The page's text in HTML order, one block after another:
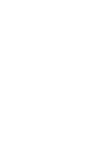
可透過四大超商／
。
需透過AFTEE先享
home
付」服務完成之交